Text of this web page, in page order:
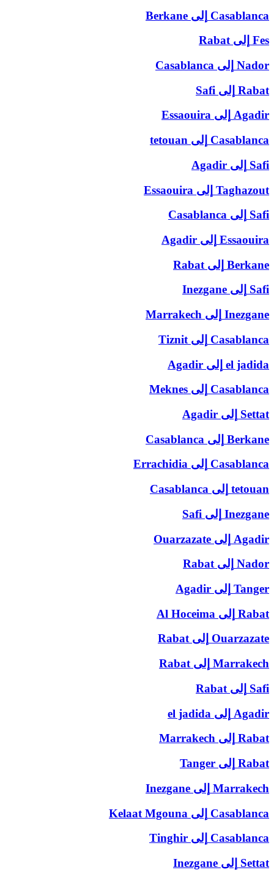
Casablanca إلى Berkane
Fes إلى Rabat
Nador إلى Casablanca
Rabat إلى Safi
Agadir إلى Essaouira
Casablanca إلى tetouan
Safi إلى Agadir
Taghazout إلى Essaouira
Safi إلى Casablanca
Essaouira إلى Agadir
Berkane إلى Rabat
Safi إلى Inezgane
Inezgane إلى Marrakech
Casablanca إلى Tiznit
el jadida إلى Agadir
Casablanca إلى Meknes
Settat إلى Agadir
Berkane إلى Casablanca
Casablanca إلى Errachidia
tetouan إلى Casablanca
Inezgane إلى Safi
Agadir إلى Ouarzazate
Nador إلى Rabat
Tanger إلى Agadir
Rabat إلى Al Hoceima
Ouarzazate إلى Rabat
Marrakech إلى Rabat
Safi إلى Rabat
Agadir إلى el jadida
Rabat إلى Marrakech
Rabat إلى Tanger
Marrakech إلى Inezgane
Casablanca إلى Kelaat Mgouna
Casablanca إلى Tinghir
Settat إلى Inezgane